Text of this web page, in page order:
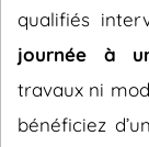
qualifiés
journée à
travaux ni
bénéficiez